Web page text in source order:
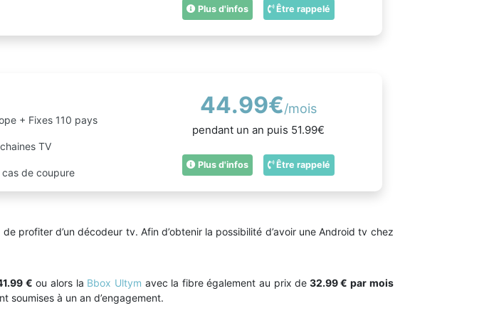
Plus d'infos Être rappelé
+ Fixes 110 pays
TV
cas de coupure
44.99€/mois
pendant un an puis 51.99€
Plus d'infos Être rappelé
profiter d’un décodeur tv. Afin d’obtenir la possibilité d’avoir une Android tv chez
€ ou alors la Bbox Ultym avec la fibre également au prix de 32.99 € par mois
soumises à un an d’engagement.